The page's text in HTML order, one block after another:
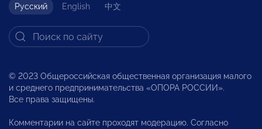
Русский English 中文
© 2023 Общероссийская общественная организация малого
и среднего предпринимательства «ОПОРА РОССИИ».
Все права защищены.
Комментарии на сайте проходят модерацию. Согласно